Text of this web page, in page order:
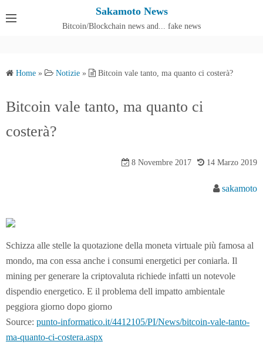
Sakamoto News
Bitcoin/Blockchain news and... fake news
Home » Notizie » Bitcoin vale tanto, ma quanto ci costerà?
Bitcoin vale tanto, ma quanto ci
costerà?
8 Novembre 2017 14 Marzo 2019
sakamoto
Schizza alle stelle la quotazione della moneta virtuale più famosa al
mondo, ma con essa anche i consumi energetici per coniarla. Il
mining per generare la criptovaluta richiede infatti un notevole
dispendio energetico. E il problema dell impatto ambientale
peggiora giorno dopo giorno
Source: punto-informatico.it/4412105/PI/News/bitcoin-vale-tanto-
ma-quanto-ci-costera.aspx